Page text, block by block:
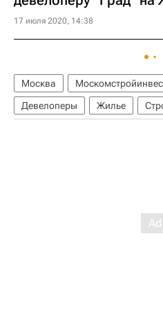
17 июля 2020, 14:38
Москва
Девелоперы
Жилье